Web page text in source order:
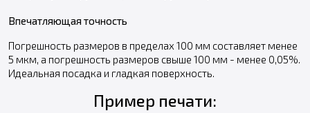
Впечатляющая точность
Погрешность размеров в пределах 100 мм составляет менее
5 мкм, а погрешность размеров свыше 100 мм - менее 0,05%.
Идеальная посадка и гладкая поверхность.
Пример печати: